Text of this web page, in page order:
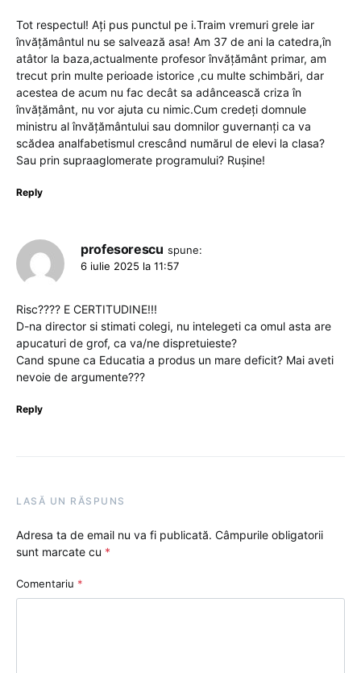
Tot respectul! Ați pus punctul pe i.Traim vremuri grele iar
învățământul nu se salvează asa! Am 37 de ani la catedra,în
atâtor la baza,actualmente profesor învățământ primar, am
trecut prin multe perioade istorice ,cu multe schimbări, dar
acestea de acum nu fac decât sa adâncească criza în
învățământ, nu vor ajuta cu nimic.Cum credeți domnule
ministru al învățământului sau domnilor guvernanți ca va
scădea analfabetismul crescând numărul de elevi la clasa?
Sau prin supraaglomerate programului? Rușine!
Reply
profesorescu spune:
6 iulie 2025 la 11:57
Risc???? E CERTITUDINE!!!
D-na director si stimati colegi, nu intelegeti ca omul asta are
apucaturi de grof, ca va/ne dispretuieste?
Cand spune ca Educatia a produs un mare deficit? Mai aveti
nevoie de argumente???
Reply
LASĂ UN RĂSPUNS
Adresa ta de email nu va fi publicată. Câmpurile obligatorii
sunt marcate cu *
Comentariu *